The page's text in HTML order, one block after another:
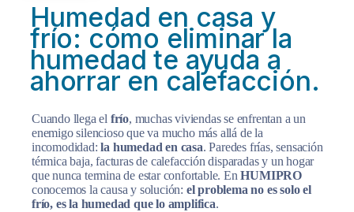
Humedad en casa y
frío: cómo eliminar la
humedad te ayuda a
ahorrar en calefacción.
Cuando llega el frío, muchas viviendas se enfrentan a un
enemigo silencioso que va mucho más allá de la
incomodidad:la humedad en casa. Paredes frías, sensación
térmica baja, facturas de calefacción disparadas y un hogar
que nunca termina de estar confortable. EnHUMIPRO
conocemos la causa y solución: el problema no es solo el
frío, es la humedad que lo amplifica.